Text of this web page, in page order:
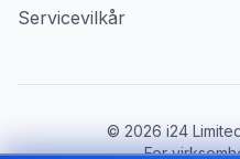
Servicevilkår
© 2026 i24
For